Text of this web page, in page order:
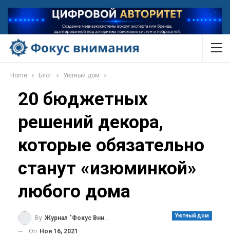
Home Блог Уютный дом
20 бюджетных
решений декора,
которые обязательно
станут «изюминкой»
любого дома
Уютный дом
By Журнал "Фокус Внимания"
On Ноя 16, 2021